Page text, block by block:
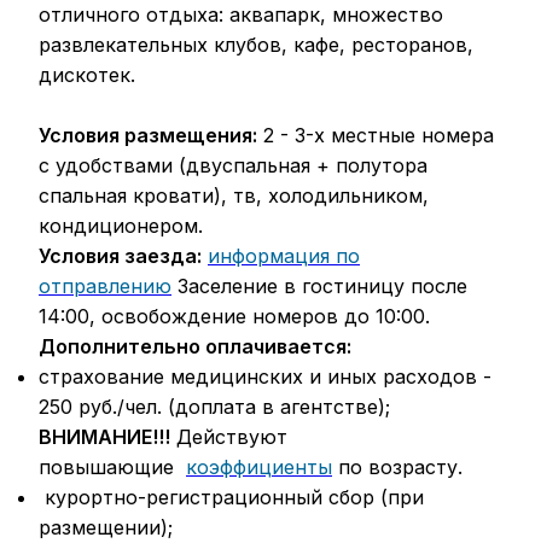
отличного отдыха: аквапарк, множество
развлекательных клубов, кафе, ресторанов,
дискотек.
Условия размещения: 2 - 3-х местные номера
с удобствами (двуспальная + полутора
спальная кровати), тв, холодильником,
кондиционером.
Условия заезда: информация по
отправлению Заселение в гостиницу после
14:00, освобождение номеров до 10:00.
Дополнительно оплачивается:
страхование медицинских и иных расходов -
250 руб./чел. (доплата в агентстве);
ВНИМАНИЕ!!! Действуют
повышающие коэффициенты по возрасту.
курортно-регистрационный сбор (при
размещении);